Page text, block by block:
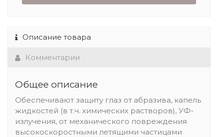
Описание товара
Комментарии
Общее описание
Обеспечивают защиту глаз от абразива, капель
жидкостей (в т.ч. химических растворов), УФ-
излучения, от механического повреждения
высокоскоростными летящими частицами